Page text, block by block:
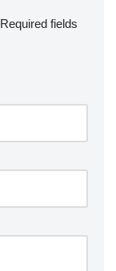
Required fields